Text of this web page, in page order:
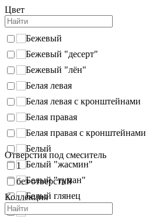
Цвет
Бежевый
Бежевый "десерт"
Бежевый "лён"
Белая левая
Белая левая с кронштейнами
Белая правая
Белая правая с кронштейнами
Белый
Белый "жасмин"
Белый "туман"
Белый глянец
Белый левый
Отверстия под смеситель
1
без отверстий
Коллекция